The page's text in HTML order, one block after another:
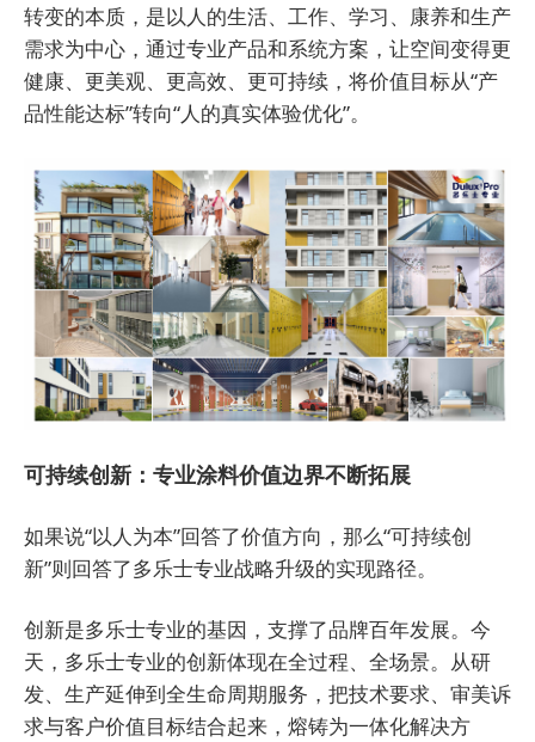
转变的本质，是以人的生活、工作、学习、康养和生产
需求为中心，通过专业产品和系统方案，让空间变得更
健康、更美观、更高效、更可持续，将价值目标从“产
品性能达标”转向“人的真实体验优化”。
可持续创新：专业涂料价值边界不断拓展
如果说“以人为本”回答了价值方向，那么“可持续创
新”则回答了多乐士专业战略升级的实现路径。
创新是多乐士专业的基因，支撑了品牌百年发展。今
天，多乐士专业的创新体现在全过程、全场景。从研
发、生产延伸到全生命周期服务，把技术要求、审美诉
求与客户价值目标结合起来，熔铸为一体化解决方